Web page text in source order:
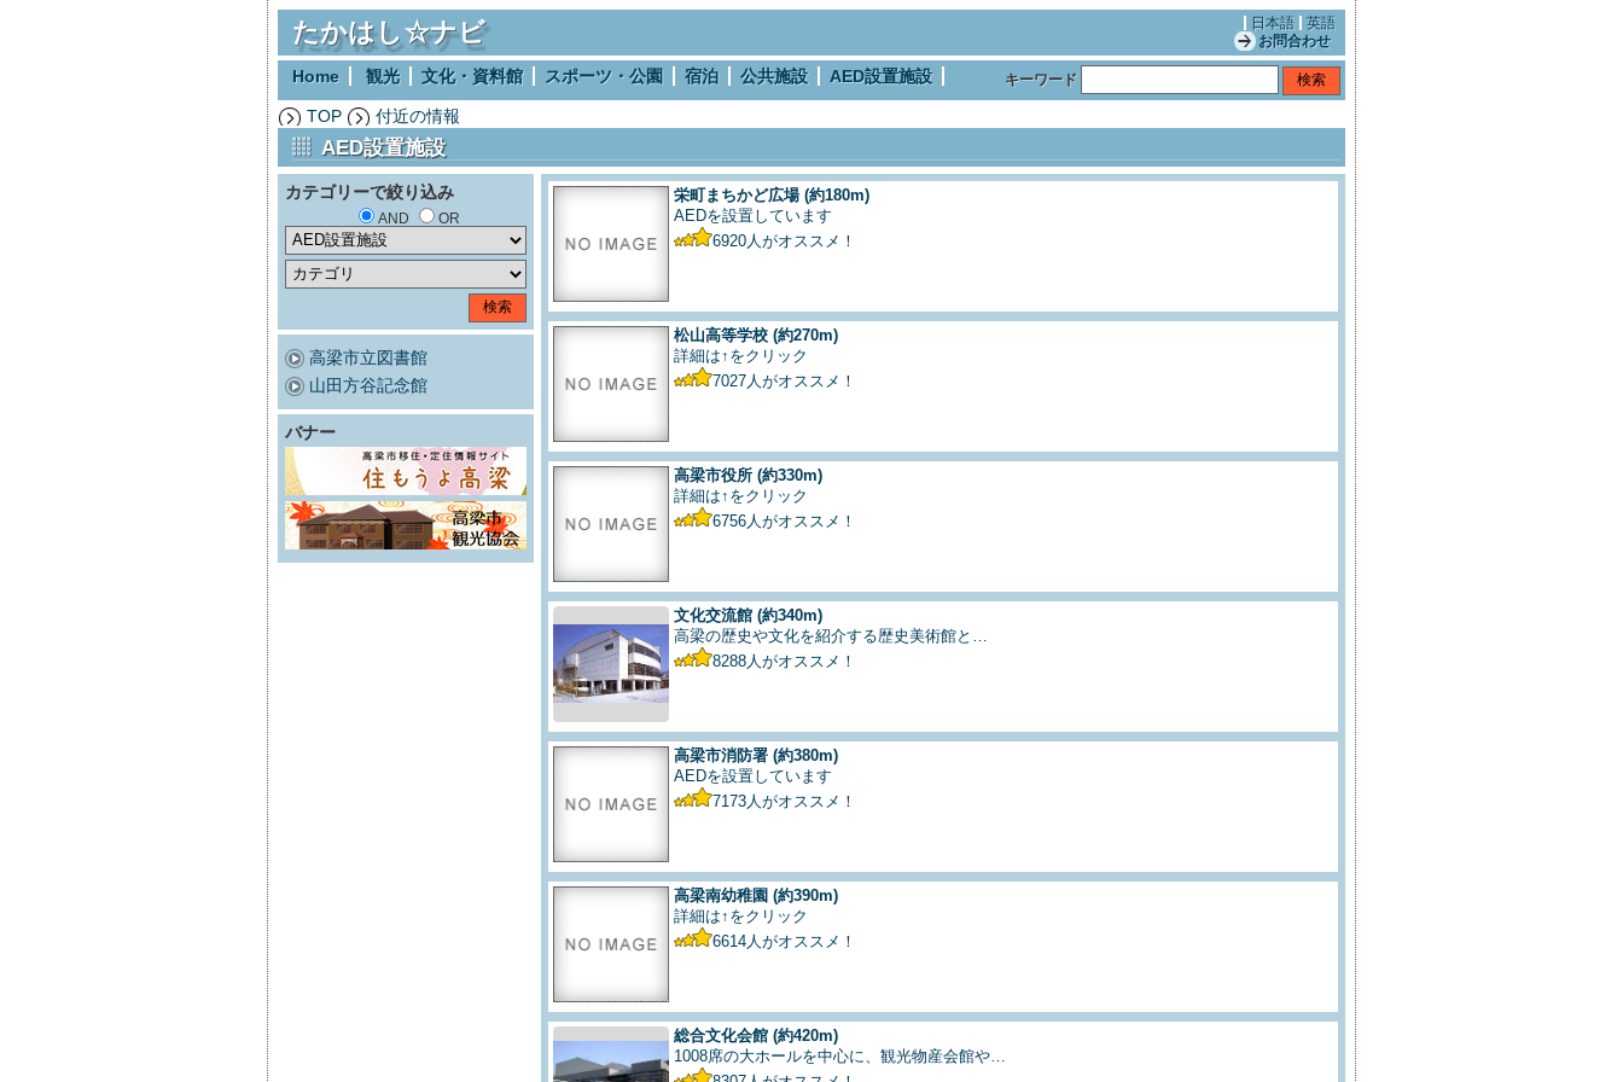
たかはし☆ナビ 日本語
英語
お問合わせ
Home 観光 文化・資料館 スポーツ・公園 宿泊 公共施設 AED設置施設 キーワード
TOP 付近の情報
AED設置施設
カテゴリーで絞り込み
AND OR
高梁市立図書館
山田方谷記念館
バナー
栄町まちかど広場 (約180m)
AEDを設置しています
6920 人がオススメ！
松山高等学校 (約270m)
詳細は↑をクリック
7027 人がオススメ！
高梁市役所 (約330m)
詳細は↑をクリック
6756 人がオススメ！
文化交流館 (約340m)
高梁の歴史や文化を紹介する歴史美術館と…
8288 人がオススメ！
高梁市消防署 (約380m)
AEDを設置しています
7173 人がオススメ！
高梁南幼稚園 (約390m)
詳細は↑をクリック
6614 人がオススメ！
総合文化会館 (約420m)
1008席の大ホールを中心に、観光物産会館や…